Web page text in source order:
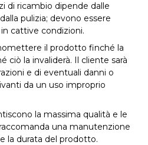
di ricambio dipende dalle
pulizia; devono essere
cattive condizioni.
il prodotto finché la
ciò la invaliderà. Il cliente sarà
e di eventuali danni o
da un uso improprio
la massima qualità e le
una manutenzione
la durata del prodotto.